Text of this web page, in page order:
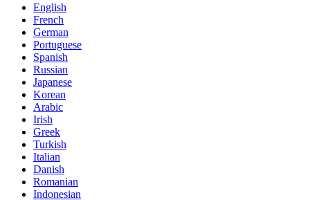
English
French
German
Portuguese
Spanish
Russian
Japanese
Korean
Arabic
Irish
Greek
Turkish
Italian
Danish
Romanian
Indonesian